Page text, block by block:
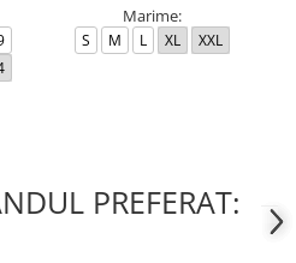
Marime:
S M L XL XXL
PREFERAT: